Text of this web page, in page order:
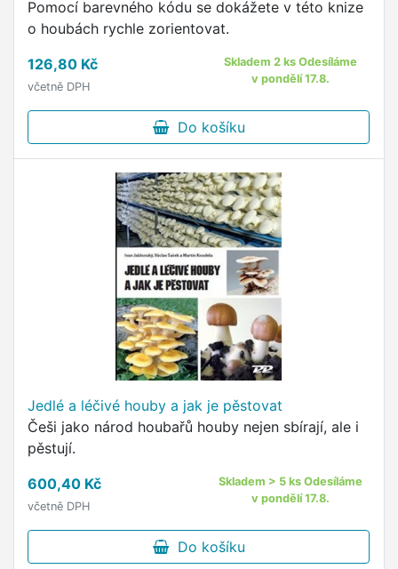
Pomocí barevného kódu se dokážete v této knize
o houbách rychle zorientovat.
126,80 Kč
včetně DPH
Skladem 2 ks Odesíláme
v pondělí 17.8.
Do košíku
Jedlé a léčivé houby a jak je pěstovat
Češi jako národ houbařů houby nejen sbírají, ale i
pěstují.
600,40 Kč
včetně DPH
Skladem > 5 ks Odesíláme
v pondělí 17.8.
Do košíku